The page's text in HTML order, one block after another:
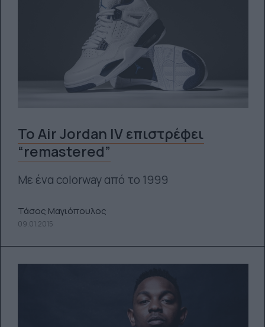
Το Air Jordan IV επιστρέφει
“remastered”
Με ένα colorway από το 1999
Τάσος Μαγιόπουλος
09.01.2015